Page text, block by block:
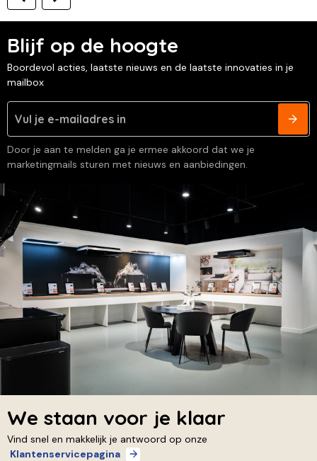
Blijf op de hoogte
Boordevol acties, laatste nieuws en de laatste innovaties in je
mailbox
Door je aan te melden ga je ermee akkoord dat we je
marketingmails sturen met nieuws en aanbiedingen.
We staan voor je klaar
Vind snel en makkelijk je antwoord op onze
Klantenservicepagina